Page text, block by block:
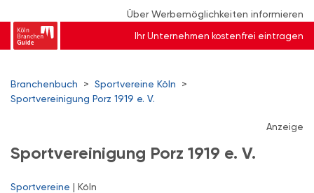
Über Werbemöglichkeiten informieren
Ihr Unternehmen kostenfrei eintragen
Branchenbuch > Sportvereine Köln
>
Sportvereinigung Porz 1919 e. V.
Anzeige
Sportvereinigung Porz 1919 e. V.
Sportvereine | Köln